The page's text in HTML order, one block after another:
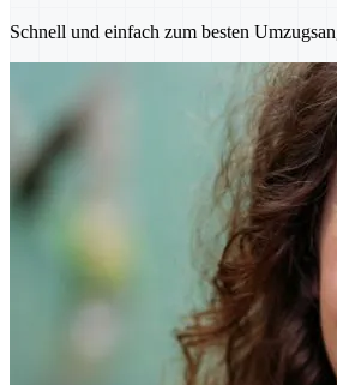
Schnell und einfach zum besten